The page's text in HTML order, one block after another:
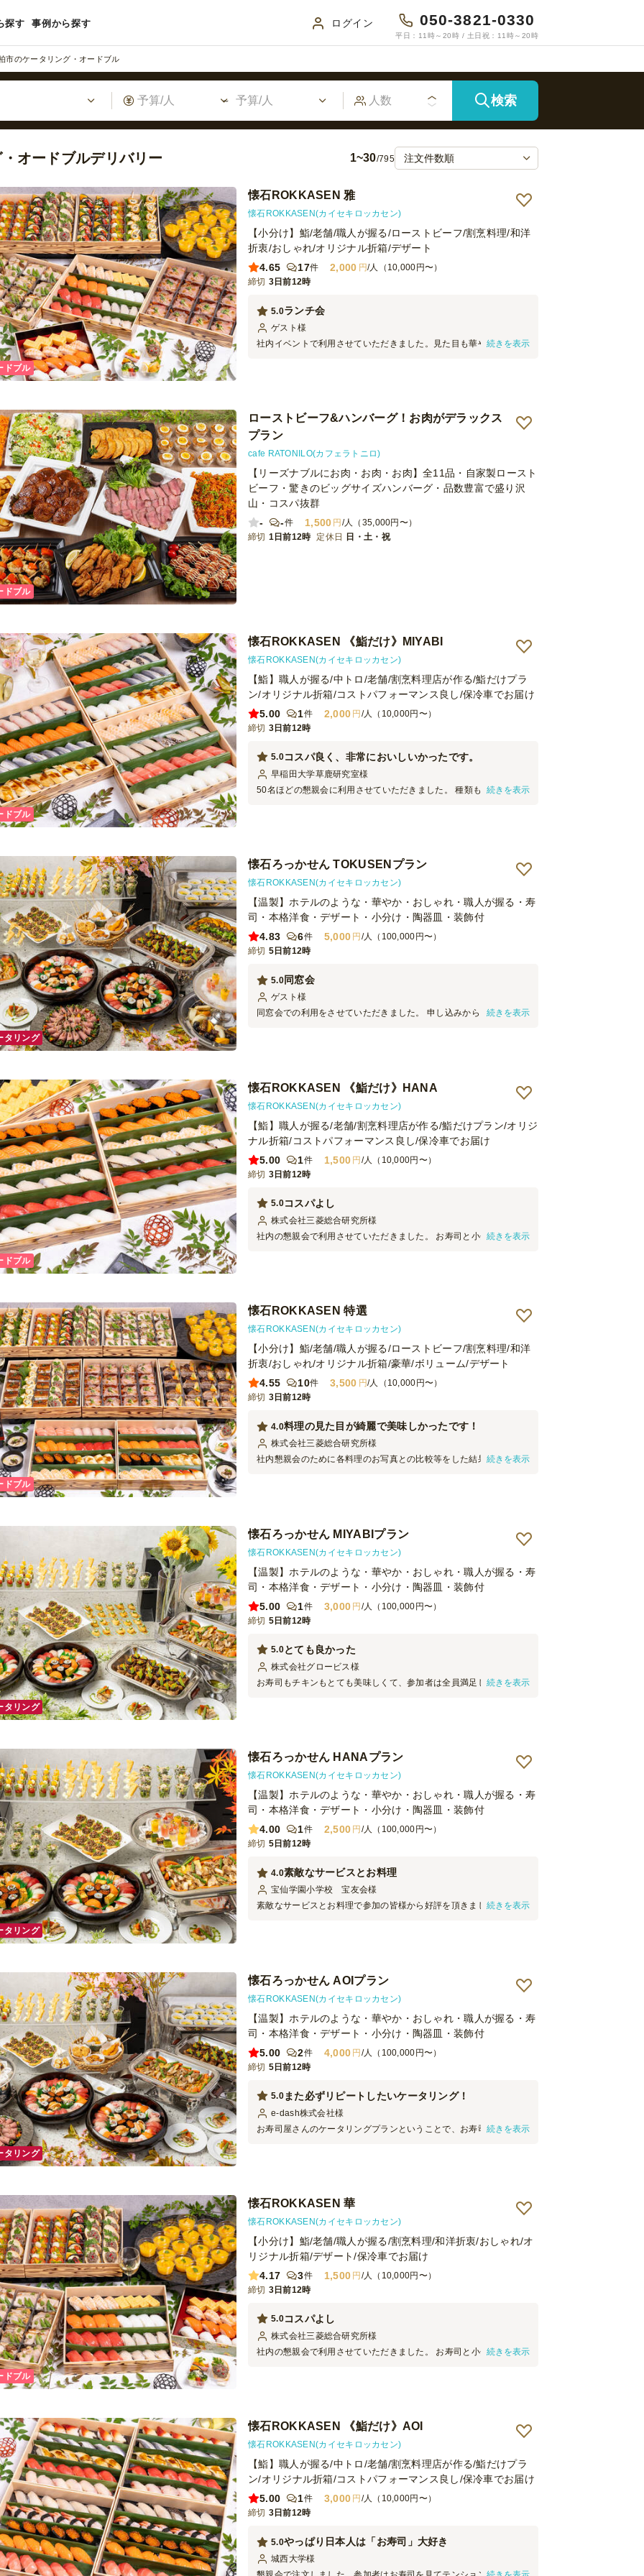
探す 事例から探す ログイン 050-3821-0330
平日：11時～20時 / 土日祝：11時～20時
市のケータリング・オードブル
検索
オードブルデリバリー 1~30/795
懐石ROKKASEN 雅
懐石ROKKASEN(カイセキロッカセン)
【小分け】鮨/老舗/職人が握る/ローストビーフ/割烹料理/和洋
折衷/おしゃれ/オリジナル折箱/デザート
4.65
17件 2,000 円/人（10,000円〜）
締切 3日前12時
ランチ会
5.0
ゲスト 様
社内イベントで利用させていただきました。見た目も華やかで、会
続きを表示
ドブル
ローストビーフ&ハンバーグ！お肉がデラックス
プラン
cafe RATONILO(カフェラトニロ)
【リーズナブルにお肉・お肉・お肉】全11品・自家製ロースト
ビーフ・驚きのビッグサイズハンバーグ・品数豊富で盛り沢
山・コスパ抜群
-
-件 1,500 円 /人（35,000円〜）
締切 1日前12時 定休日 日・土・祝
ドブル
懐石ROKKASEN 《鮨だけ》MIYABI
懐石ROKKASEN(カイセキロッカセン)
【鮨】職人が握る/中トロ/老舗/割烹料理店が作る/鮨だけプラ
ン/オリジナル折箱/コストパフォーマンス良し/保冷車でお届け
5.00
1件 2,000 円/人（10,000円〜）
締切 3日前12時
コスパ良く、非常においしいかったです。
5.0
早稲田大学草鹿研究室様
50名ほどの懇親会に利用させていただきました。 種類も豊富で、か
続きを表示
ドブル
懐石ろっかせん TOKUSENプラン
懐石ROKKASEN(カイセキロッカセン)
【温製】ホテルのような・華やか・おしゃれ・職人が握る・寿
司・本格洋食・デザート・小分け・陶器皿・装飾付
4.83
6件 5,000 円 /人（100,000円〜）
締切 5日前12時
同窓会
5.0
ゲスト 様
同窓会での利用をさせていただきました。 申し込みから、丁寧にメ
用させていただきたいと思います。
続きを表示
タリング
懐石ROKKASEN 《鮨だけ》HANA
懐石ROKKASEN(カイセキロッカセン)
【鮨】職人が握る/老舗/割烹料理店が作る/鮨だけプラン/オリジ
ナル折箱/コストパフォーマンス良し/保冷車でお届け
5.00
1件 1,500 円/人（10,000円〜）
締切 3日前12時
コスパよし
5.0
株式会社三菱総合研究所様
社内の懇親会で利用させていただきました。 お寿司と小分けの料理
続きを表示
ドブル
懐石ROKKASEN 特選
懐石ROKKASEN(カイセキロッカセン)
【小分け】鮨/老舗/職人が握る/ローストビーフ/割烹料理/和洋
折衷/おしゃれ/オリジナル折箱/豪華/ボリューム/デザート
4.55
10件 3,500 円/人（10,000円〜）
締切 3日前12時
料理の見た目が綺麗で美味しかったです！
4.0
株式会社三菱総合研究所様
社内懇親会のために各料理のお写真との比較等をした結果、今回懐
続きを表示
ドブル
懐石ろっかせん MIYABIプラン
懐石ROKKASEN(カイセキロッカセン)
【温製】ホテルのような・華やか・おしゃれ・職人が握る・寿
司・本格洋食・デザート・小分け・陶器皿・装飾付
5.00
1件 3,000 円/人（100,000円〜）
締切 5日前12時
とても良かった
5.0
株式会社グロービス 様
お寿司もチキンもとても美味しくて、参加者は全員満足してまし
続きを表示
タリング
懐石ろっかせん HANAプラン
懐石ROKKASEN(カイセキロッカセン)
【温製】ホテルのような・華やか・おしゃれ・職人が握る・寿
司・本格洋食・デザート・小分け・陶器皿・装飾付
4.00
1件 2,500 円 /人（100,000円〜）
締切 5日前12時
素敵なサービスとお料理
4.0
宝仙学園小学校 宝友会様
素敵なサービスとお料理で参加の皆様から好評を頂きました 注文時
続きを表示
タリング
懐石ろっかせん AOIプラン
懐石ROKKASEN(カイセキロッカセン)
【温製】ホテルのような・華やか・おしゃれ・職人が握る・寿
司・本格洋食・デザート・小分け・陶器皿・装飾付
5.00
2件 4,000 円/人（100,000円〜）
締切 5日前12時
また必ずリピートしたいケータリング！
5.0
e-dash株式会社様
お寿司屋さんのケータリングプランということで、お寿司が今まで
続きを表示
タリング
懐石ROKKASEN 華
懐石ROKKASEN(カイセキロッカセン)
【小分け】鮨/老舗/職人が握る/割烹料理/和洋折衷/おしゃれ/オ
リジナル折箱/デザート/保冷車でお届け
4.17
3件 1,500 円 /人（10,000円〜）
締切 3日前12時
コスパよし
5.0
株式会社三菱総合研究所様
社内の懇親会で利用させていただきました。 お寿司と小分けの料理
続きを表示
ドブル
懐石ROKKASEN 《鮨だけ》AOI
懐石ROKKASEN(カイセキロッカセン)
【鮨】職人が握る/中トロ/老舗/割烹料理店が作る/鮨だけプラ
ン/オリジナル折箱/コストパフォーマンス良し/保冷車でお届け
5.00
1件 3,000 円 /人（10,000円〜）
締切 3日前12時
やっぱり日本人は「お寿司」大好き
5.0
城西大学様